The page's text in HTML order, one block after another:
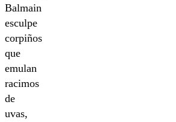
Balmain
esculpe
corpiños
que
emulan
racimos
de
uvas,